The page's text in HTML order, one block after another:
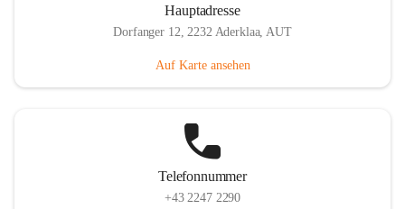
Hauptadresse
Dorfanger 12, 2232 Aderklaa, AUT
Auf Karte ansehen
Telefonnummer
+43 2247 2290